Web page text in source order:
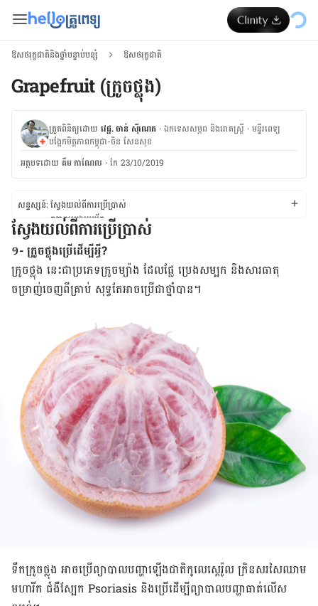
ឱសថរុក្ខជាតិនិងថ្នាំបន្ទាប់បន្សំ ឱសថរុក្ខជាតិ
Grapefruit (ក្រូចថ្លុង)
ត្រួតពិនិត្យដោយ វេជ្ជ. ចាន់ ស៊ីណេត ·ឯកទេសសម្ភព និងរោគស្ត្រី ·ម​ន្ទីរពេទ្យ
បង្អែកមិត្តភាពកម្ពុជា-ចិន សែនសុខ
អត្ថបទ​ដោយ គឹម កាណែល ·កែ 23/10/2019
សន្ទស្សន៍:ស្វែង​យល់​ពី​ការ​ប្រើប្រាស់
កត្តា​គួរ​ប្រុង​ប្រយ័ត្ន
ស្វែង​យល់​ពី​ផលរំខាន
ស្វែង​យល់​ពី​អន្តរកម្ម​ថ្នាំ
ស្វែង​យល់​ពី​កម្រិត​ថ្នាំ
ស្វែង​យល់​ពី​ការ​ប្រើប្រាស់
១- ក្រូចថ្លុងប្រើ​ដើម្បី​អ្វី?
ក្រូច​ថ្លុង នេះ​ជា​ប្រភេទ​ក្រូច​ម្យ៉ាង​ ដែល​ផ្លែ ប្រេង​សម្បក និង​សារធាតុ​
ចម្រាញ់​ចេញ​ពី​គ្រាប់ សុទ្ធ​តែ​​អាច​ប្រើ​ជា​ថ្នាំ​បាន។
ទឹក​ក្រូចថ្លុង អាច​ប្រើ​ព្យាបាលបញ្ហា​ឡើង​ជាតិ​កូលេស្តេរ៉ូល ក្រិន​សរសៃ​ឈាម
មហារីក ជំងឺ​ស្បែក Psoriasis និង​ប្រើ​ដើម្បី​ព្យាបាល​បញ្ហា​ធាត់​លើស​